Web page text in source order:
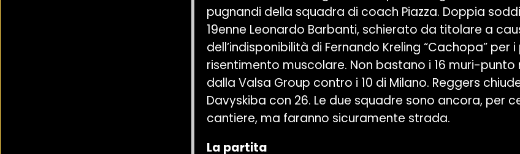
pugnandi della squadra di coach Piazza. Doppia
19enne Leonardo Barbanti, schierato da titolare a
dell’indisponibilità di Fernando Kreling “Cachopa” per
risentimento muscolare. Non bastano i 16 muri-punto
dalla Valsa Group contro i 10 di Milano. Reggers
Davyskiba con 26. Le due squadre sono ancora, per
cantiere, ma faranno sicuramente strada.
La partita